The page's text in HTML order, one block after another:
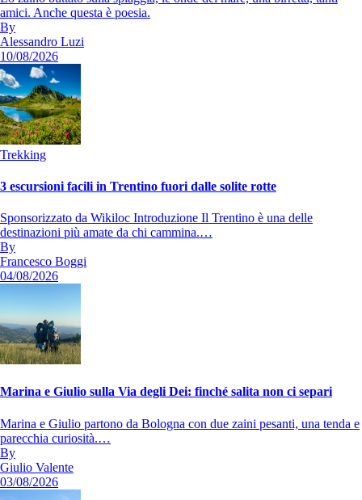
amici. Anche questa è poesia.
By
Alessandro Luzi
10/08/2026
Trekking
3 escursioni facili in Trentino fuori dalle solite rotte
Sponsorizzato da Wikiloc Introduzione Il Trentino è una delle
destinazioni più amate da chi cammina.…
By
Francesco Boggi
04/08/2026
Marina e Giulio sulla Via degli Dei: finché salita non ci separi
Marina e Giulio partono da Bologna con due zaini pesanti, una tenda e
parecchia curiosità.…
By
Giulio Valente
03/08/2026